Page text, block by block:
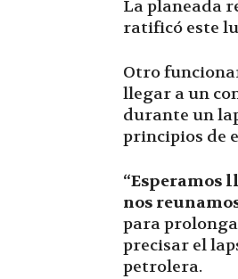
La planeada
ratificó este
Otro
llegar a un
durante un
principios de
“Esperamos
nos
para
precisar el
petrolera.